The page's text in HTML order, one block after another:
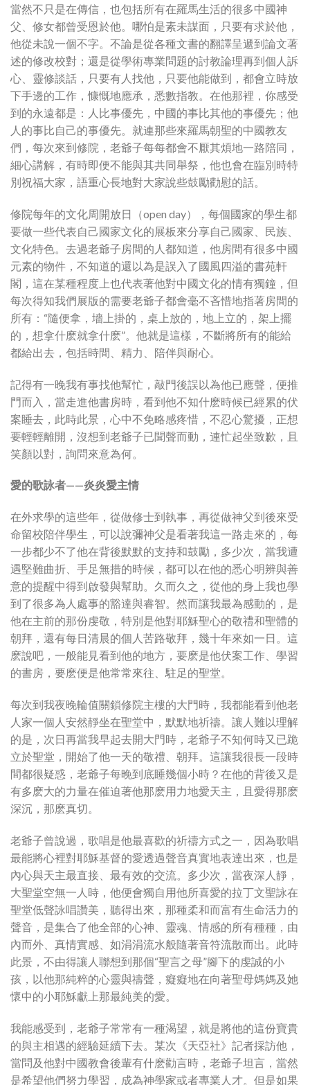
當然不只是在傳信，也包括所有在羅馬生活的很多中國神
父、修女都曾受恩於他。哪怕是素未謀面，只要有求於他，
他從未說一個不字。不論是從各種文書的翻譯呈遞到論文著
述的修改校對；還是從學術專業問題的討教論理再到個人訴
心、靈修談話，只要有人找他，只要他能做到，都會立時放
下手邊的工作，慷慨地應承，悉數指教。在他那裡，你感受
到的永遠都是：人比事優先，中國的事比其他的事優先；他
人的事比自己的事優先。就連那些來羅馬朝聖的中國教友
們，每次來到修院，老爺子每每都會不厭其煩地一路陪同，
細心講解，有時即便不能與其共同舉祭，他也會在臨別時特
別祝福大家，語重心長地對大家說些鼓勵勸慰的話。
修院每年的文化周開放日（open day），每個國家的學生都
要做一些代表自己國家文化的展板來分享自己國家、民族、
文化特色。去過老爺子房間的人都知道，他房間有很多中國
元素的物件，不知道的還以為是誤入了國風四溢的書苑軒
閣，這在某種程度上也代表著他對中國文化的情有獨鐘，但
每次得知我們展版的需要老爺子都會毫不吝惜地指著房間的
所有：“隨便拿，墻上掛的，桌上放的，地上立的，架上擺
的，想拿什麽就拿什麽”。他就是這樣，不斷將所有的能給
都給出去，包括時間、精力、陪伴與耐心。
記得有一晚我有事找他幫忙，敲門後誤以為他已應聲，便推
門而入，當走進他書房時，看到他不知什麽時候已經累的伏
案睡去，此時此景，心中不免略感疼惜，不忍心驚擾，正想
要輕輕離開，沒想到老爺子已聞聲而動，連忙起坐致歉，且
笑顏以對，詢問來意為何。
愛的歌詠者——炎炎愛主情
在外求學的這些年，從做修士到執事，再從做神父到後來受
命留校陪伴學生，可以說彌神父是看著我這一路走來的，每
一步都少不了他在背後默默的支持和鼓勵，多少次，當我遭
遇堅難曲折、手足無措的時候，都可以在他的悉心明辨與善
意的提醒中得到啟發與幫助。久而久之，從他的身上我也學
到了很多為人處事的豁達與睿智。然而讓我最為感動的，是
他在主前的那份虔敬，特別是他對耶穌聖心的敬禮和聖體的
朝拜，還有每日清晨的個人苦路敬拜，幾十年來如一日。這
麽說吧，一般能見看到他的地方，要麽是他伏案工作、學習
的書房，要麽便是他常常來往、駐足的聖堂。
每次到我夜晚輪值關鎖修院主樓的大門時，我都能看到他老
人家一個人安然靜坐在聖堂中，默默地祈禱。讓人難以理解
的是，次日再當我早起去開大門時，老爺子不知何時又已跪
立於聖堂，開始了他一天的敬禮、朝拜。這讓我很長一段時
間都很疑惑，老爺子每晚到底睡幾個小時？在他的背後又是
有多麽大的力量在催迫著他那麽用力地愛天主，且愛得那麽
深沉，那麽真切。
老爺子曾說過，歌唱是他最喜歡的祈禱方式之一，因為歌唱
最能將心裡對耶穌基督的愛透過聲音真實地表達出來，也是
內心與天主最直接、最有效的交流。多少次，當夜深人靜，
大聖堂空無一人時，他便會獨自用他所喜愛的拉丁文聖詠在
聖堂低聲詠唱讚美，聽得出來，那種柔和而富有生命活力的
聲音，是集合了他全部的心神、靈魂、情感的所有種種，由
內而外、真情實感、如涓涓流水般隨著音符流散而出。此時
此景，不由得讓人聯想到那個“聖言之母”腳下的虔誠的小
孩，以他那純粹的心靈與禱聲，癡癡地在向著聖母媽媽及她
懷中的小耶穌獻上那最純美的愛。
我能感受到，老爺子常常有一種渴望，就是將他的這份寶貴
的與主相遇的經驗延續下去。某次《天亞社》記者採訪他，
當問及他對中國教會後輩有什麽勸言時，老爺子坦言，當然
是希望他們努力學習，成為神學家或者專業人才。但是如果